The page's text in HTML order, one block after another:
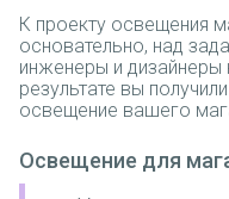
К проекту освещения
основательно, над
инженеры и
результате вы
освещение вашего
Освещение для